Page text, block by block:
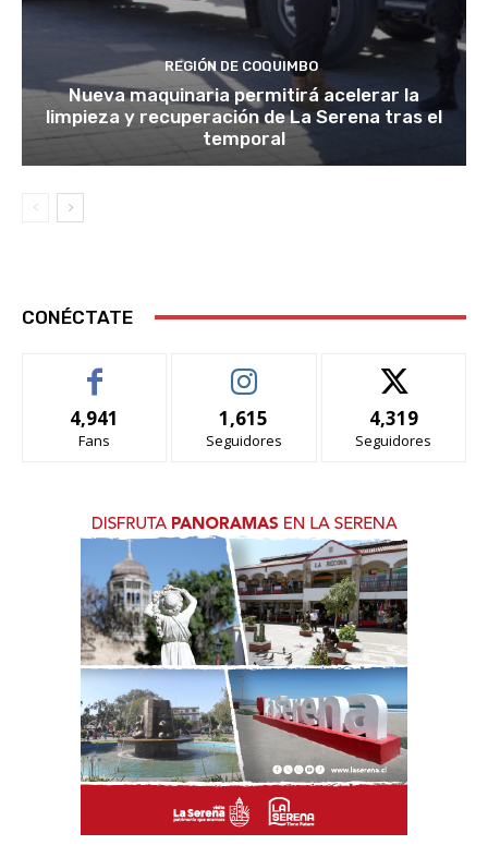
REGIÓN DE COQUIMBO
Nueva maquinaria permitirá acelerar la
limpieza y recuperación de La Serena tras el
temporal
CONÉCTATE
4,941
Fans
1,615
Seguidores
4,319
Seguidores